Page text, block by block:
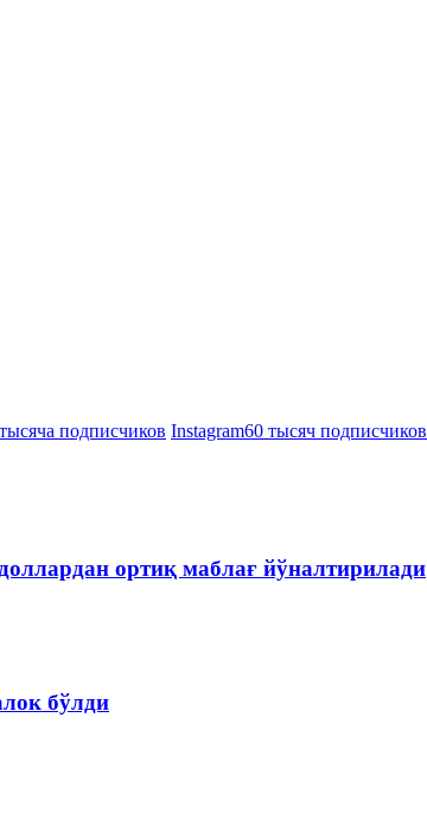
подписчиков Instagram60 тысяч подписчиков
ортиқ маблағ йўналтирилади
бўлди